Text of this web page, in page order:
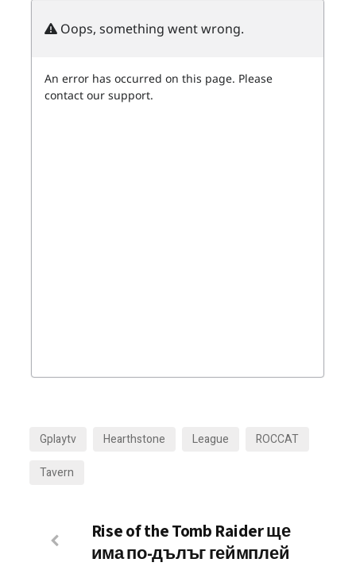
Gplaytv Hearthstone League
ROCCAT
Tavern
Rise of the Tomb Raider ще
има по-дълъг геймплей